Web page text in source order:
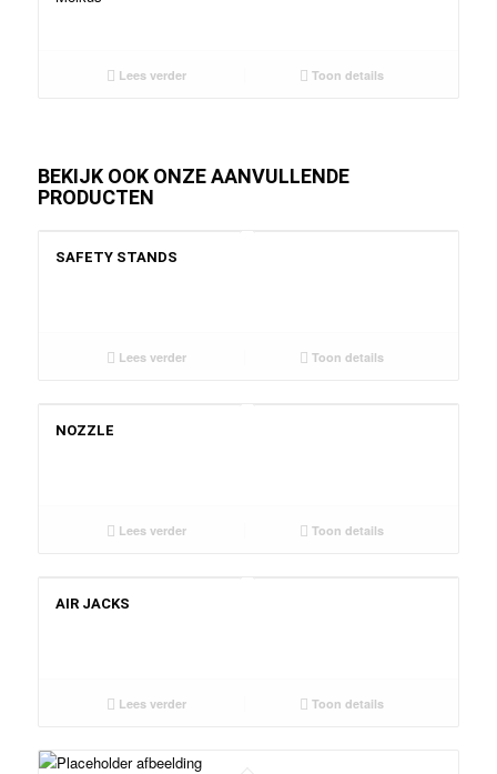
Lees verder Toon details
BEKIJK OOK ONZE AANVULLENDE
PRODUCTEN
SAFETY STANDS
Lees verder Toon details
NOZZLE
Lees verder Toon details
AIR JACKS
Lees verder Toon details